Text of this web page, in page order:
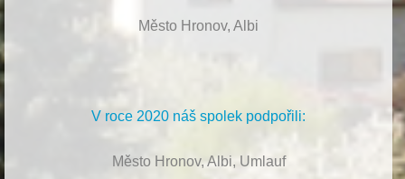
Město Hronov, Albi
V roce 2020 náš spolek podpořili:
Město Hronov, Albi, Umlauf